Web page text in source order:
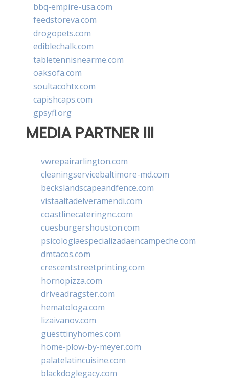
bbq-empire-usa.com
feedstoreva.com
drogopets.com
ediblechalk.com
tabletennisnearme.com
oaksofa.com
soultacohtx.com
capishcaps.com
gpsyfl.org
MEDIA PARTNER III
vwrepairarlington.com
cleaningservicebaltimore-md.com
beckslandscapeandfence.com
vistaaltadelveramendi.com
coastlinecateringnc.com
cuesburgershouston.com
psicologiaespecializadaencampeche.com
dmtacos.com
crescentstreetprinting.com
hornopizza.com
driveadragster.com
hematologa.com
lizaivanov.com
guesttinyhomes.com
home-plow-by-meyer.com
palatelatincuisine.com
blackdoglegacy.com